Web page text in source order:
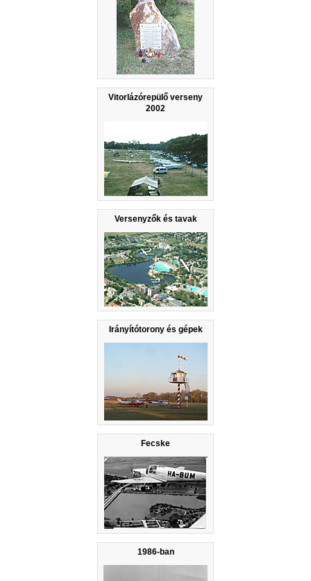
Vitorlázórepülő verseny
2002
Versenyzők és tavak
Irányítótorony és gépek
Fecske
1986-ban